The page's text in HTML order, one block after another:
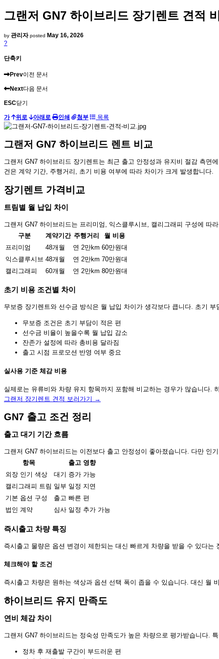
그랜저 GN7 하이브리드 장기렌트 견적
by 관리자 posted May 16, 2026
?
단축키
Prev이전 문서
Next다음 문서
ESC닫기
가 위로 아래로 인쇄 첨부 목록
그랜저 GN7 하이브리드 렌트 비교
그랜저 GN7 하이브리드 장기렌트는 최근 출고 안정성과 유지비 절감 측
건은 계약 기간, 주행거리, 초기 비용 여부에 따라 차이가 크게 발생합니다.
장기렌트 가격비교
트림별 월 납입 차이
그랜저 GN7 하이브리드는 프리미엄, 익스클루시브, 캘리그래피 구성에
구분
계약기간 주행거리
월 비용
프리미엄
48개월 연 2만km 60만원대
익스클루시브 48개월 연 2만km 70만원대
캘리그래피
60개월 연 2만km 80만원대
초기 비용 조건별 차이
무보증 장기렌트와 선수금 방식은 월 납입 차이가 생각보다 큽니다. 초기
무보증 조건은 초기 부담이 적은 편
선수금 비율이 높을수록 월 납입 감소
잔존가 설정에 따라 총비용 달라짐
출고 시점 프로모션 반영 여부 중요
실사용 기준 체감 비용
실제로는 유류비와 차량 유지 항목까지 포함해 비교하는 경우가 많습니다.
그랜저 장기렌트 견적 보러가기 →
GN7 출고 조건 정리
출고 대기 기간 흐름
그랜저 GN7 하이브리드는 이전보다 출고 안정성이 좋아졌습니다. 다만 인
항목
출고 영향
외장 인기 색상
대기 증가 가능
캘리그래피 트림 일부 일정 지연
기본 옵션 구성
출고 빠른 편
법인 계약
심사 일정 추가 가능
즉시출고 차량 특징
즉시출고 물량은 옵션 변경이 제한되는 대신 빠르게 차량을 받을 수 있다
체크해야 할 조건
즉시출고 차량은 원하는 색상과 옵션 선택 폭이 좁을 수 있습니다. 대신 월
하이브리드 유지 만족도
연비 체감 차이
그랜저 GN7 하이브리드는 정숙성 만족도가 높은 차량으로 평가받습니다.
정차 후 재출발 구간이 부드러운 편